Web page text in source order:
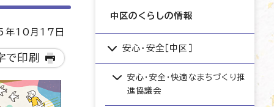
10月17日
で印刷
中区のくらしの情報
安心・安全［中区］
安心・安全・快適なまちづくり推
進協議会